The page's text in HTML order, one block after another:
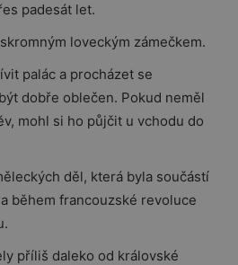
padesát let.
loveckým zámečkem.
palác a procházet se
dobře oblečen. Pokud neměl
mohl si ho půjčit u vchodu do
děl, která byla součástí
během francouzské revoluce
příliš daleko od královské